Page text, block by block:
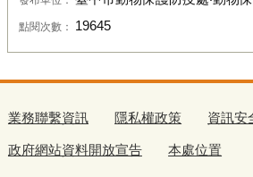
點閱次數： 19645
業務聯繫資訊 隱私權政策 資訊安
政府網站資料開放宣告 本處位置